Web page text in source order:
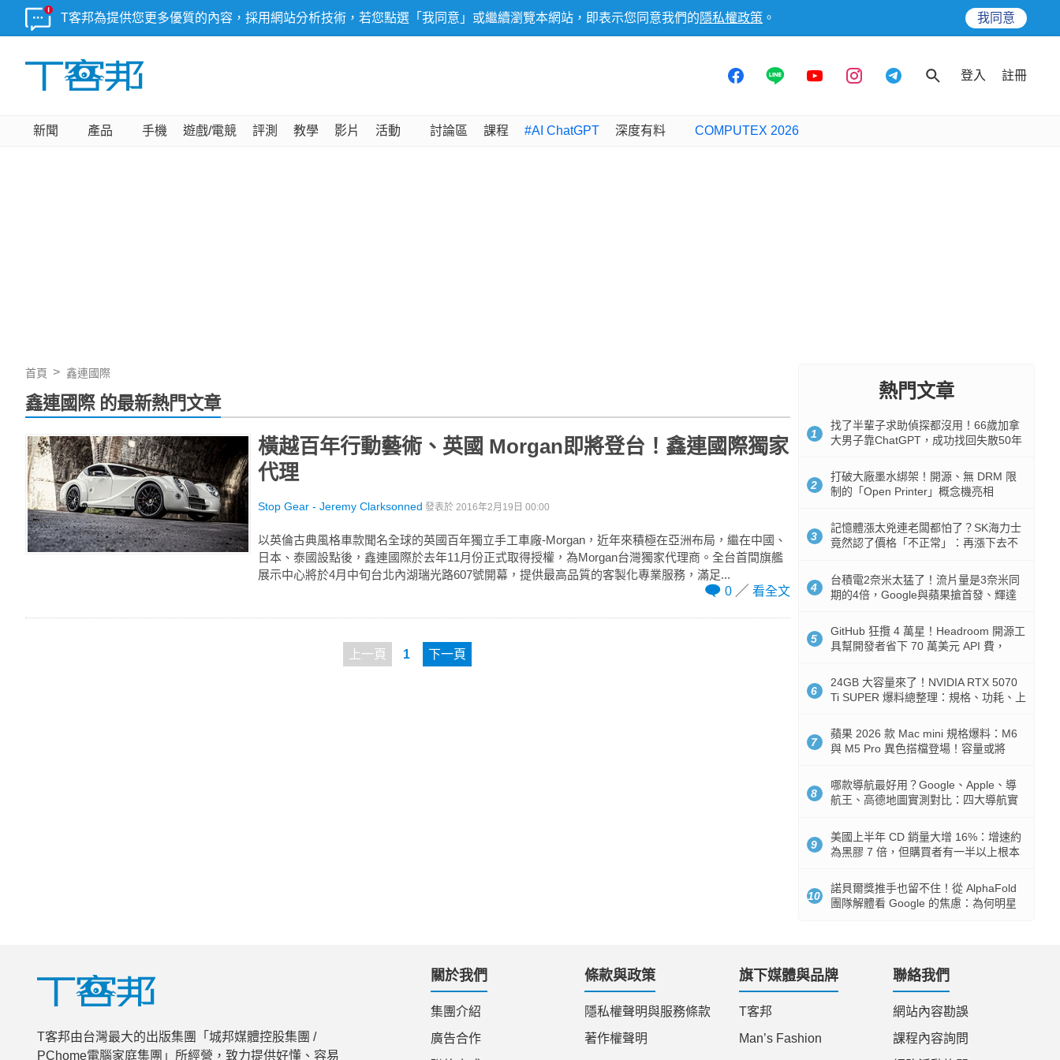
T客邦為提供您更多優質的內容，採用網站分析技術，若您點選「我同意」或繼續瀏覽本網站，即表示您同意我們的 隱私權政策 。 我同意
登入 註冊
新聞 產品 手機 遊戲/電競 評測 教學 影片 活動 討論區 課程 #AI ChatGPT 深度有料 COMPUTEX 2026
首頁 鑫連國際
鑫連國際 的最新熱門文章
橫越百年行動藝術、英國 Morgan即將登台！鑫連國際獨家
代理
Stop Gear - Jeremy Clarksonned 發表於 2016年2月19日 00:00
以英倫古典風格車款聞名全球的英國百年獨立手工車廠-Morgan，近年來積極在亞洲布局，繼在中國、
日本、泰國設點後，鑫連國際於去年11月份正式取得授權，為Morgan台灣獨家代理商。全台首間旗艦
展示中心將於4月中旬台北內湖瑞光路607號開幕，提供最高品質的客製化專業服務，滿足...
0
看全文
上一頁 1 下一頁
熱門文章
1
找了半輩子求助偵探都沒用！66歲加拿
大男子靠ChatGPT，成功找回失散50年
2
打破大廠墨水綁架！開源、無 DRM 限
制的「Open Printer」概念機亮相
3
記憶體漲太兇連老闆都怕了？SK海力士
竟然認了價格「不正常」：再漲下去不
4
台積電2奈米太猛了！流片量是3奈米同
期的4倍，Google與蘋果搶首發、輝達
5
GitHub 狂攬 4 萬星！Headroom 開源工
具幫開發者省下 70 萬美元 API 費，
6
24GB 大容量來了！NVIDIA RTX 5070
Ti SUPER 爆料總整理：規格、功耗、上
7
蘋果 2026 款 Mac mini 規格爆料：M6
與 M5 Pro 異色搭檔登場！容量或將
8
哪款導航最好用？Google、Apple、導
航王、高德地圖實測對比：四大導航實
9
美國上半年 CD 銷量大增 16%：增速約
為黑膠 7 倍，但購買者有一半以上根本
10
諾貝爾獎推手也留不住！從 AlphaFold
團隊解體看 Google 的焦慮：為何明星
T客邦由台灣最大的出版集團「城邦媒體控股集團 /
PChome電腦家庭集團」所經營，致力提供好懂、容易
關於我們
集團介紹
廣告合作
條款與政策
隱私權聲明與服務條款
著作權聲明
旗下媒體與品牌
T客邦
Man’s Fashion
聯絡我們
網站內容勘誤
課程內容詢問